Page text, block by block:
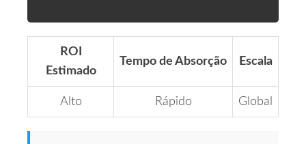
ROI
Estimado
Tempo de Absorção Escala
Alto Rápido Global